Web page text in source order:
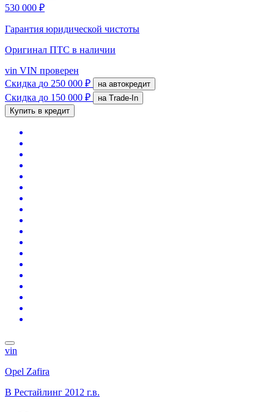
530 000 ₽
Гарантия юридической чистоты
Оригинал ПТС в наличии
vin VIN проверен
Скидка до 250 000 ₽ на автокредит
Скидка до 150 000 ₽
на Trade-In
Купить в кредит
vin
Opel Zafira
B Рестайлинг 2012 г.в.